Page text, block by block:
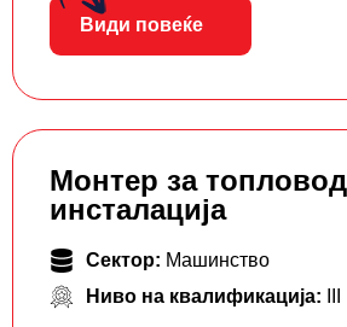
Види повеќе
Монтер за
инсталација
Сектор: Машинство
Ниво на квалификација: